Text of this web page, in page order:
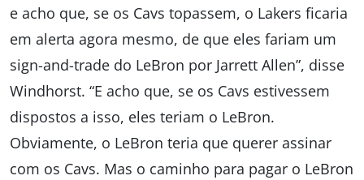
e acho que, se os Cavs topassem, o Lakers ficaria
em alerta agora mesmo, de que eles fariam um
sign-and-trade do LeBron por Jarrett Allen”, disse
Windhorst. “E acho que, se os Cavs estivessem
dispostos a isso, eles teriam o LeBron.
Obviamente, o LeBron teria que querer assinar
com os Cavs. Mas o caminho para pagar o LeBron